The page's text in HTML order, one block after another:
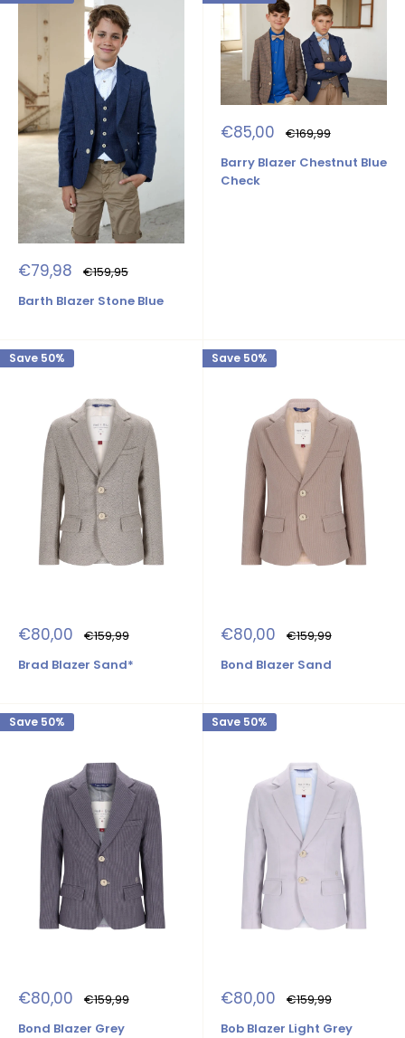
Sale
price
€79,98 Regular
price
€159,95
Barth Blazer Stone Blue
Sale
price
€85,00 Regular
price
€169,99
Barry Blazer Chestnut Blue
Check
Save 50%
Sale
price
€80,00 Regular
price
€159,99
Brad Blazer Sand*
Save 50%
Sale
price
€80,00 Regular
price
€159,99
Bond Blazer Sand
Save 50%
Sale
price
€80,00 Regular
price
€159,99
Bond Blazer Grey
Save 50%
Sale
price
€80,00 Regular
price
€159,99
Bob Blazer Light Grey